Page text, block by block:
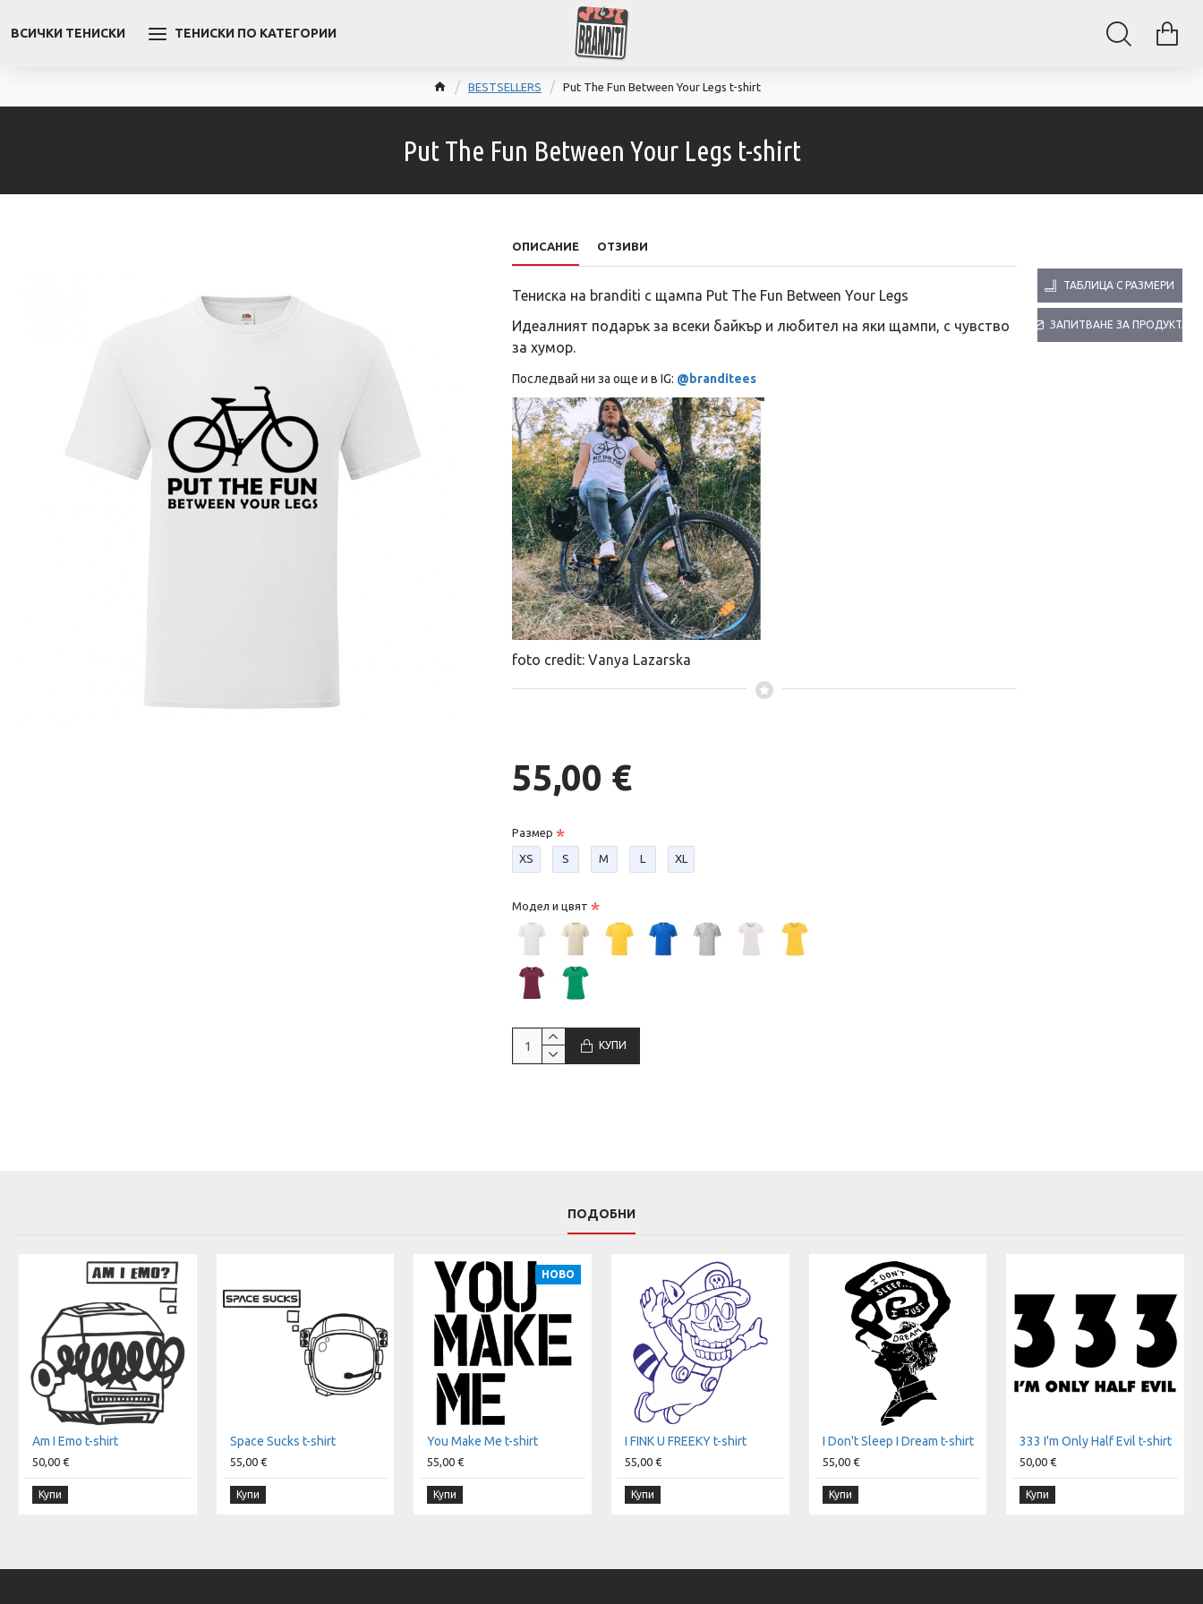
ВСИЧКИ ТЕНИСКИ ТЕНИСКИ ПО КАТЕГОРИИ
BESTSELLERS Put The Fun Between Your Legs t-shirt
Put The Fun Between Your Legs t-shirt
ОПИСАНИЕ ОТЗИВИ
Тениска на branditi с щампа Put The Fun Between Your Legs
Идеалният подарък за всеки байкър и любител на яки щампи, с чувство
за хумор.
Последвай ни за още и в IG: @branditees
foto credit: Vanya Lazarska
ТАБЛИЦА С РАЗМЕРИ
ЗАПИТВАНЕ ЗА ПРОДУКТА
55,00 €
Размер
XS S М L XL
Модел и цвят
КУПИ
ПОДОБНИ
Am I Emo t-shirt
50,00 €
Купи
Space Sucks t-shirt
55,00 €
Купи
НОВО
You Make Me t-shirt
55,00 €
Купи
I FINK U FREEKY t-shirt
55,00 €
Купи
I Don't Sleep I Dream t-shirt
55,00 €
Купи
333 I'm Only Half Evil t-shirt
50,00 €
Купи